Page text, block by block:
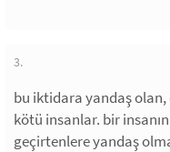
3.
bu iktidara yandaş olan,
kötü insanlar. bir insanın
geçirtenlere yandaş